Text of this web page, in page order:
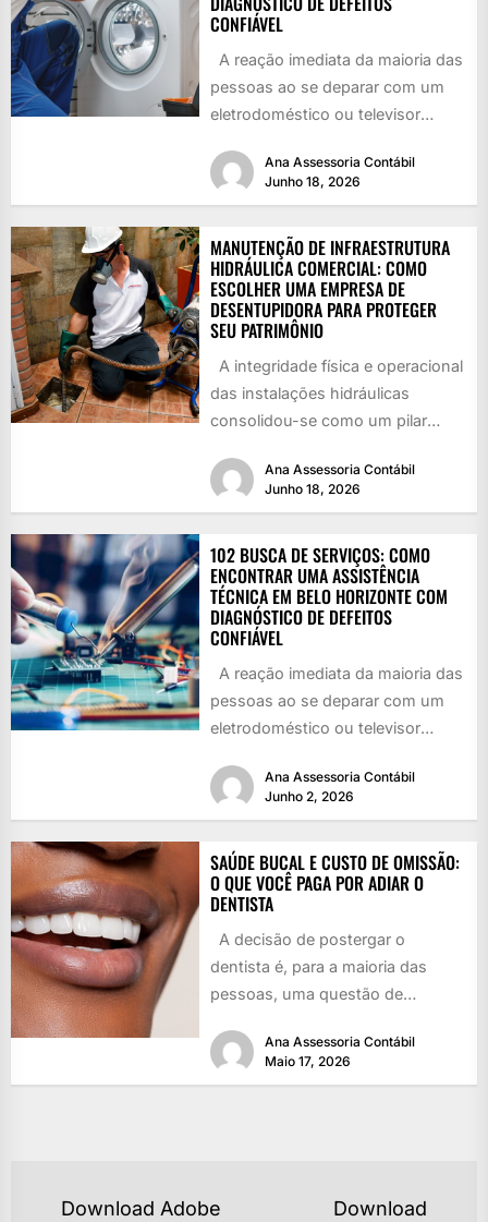
CONFIÁVEL
A reação imediata da maioria das
pessoas ao se deparar com um
eletrodoméstico ou televisor
Ana Assessoria Contábil
Junho 18, 2026
MANUTENÇÃO DE INFRAESTRUTURA
HIDRÁULICA COMERCIAL: COMO
ESCOLHER UMA EMPRESA DE
DESENTUPIDORA PARA PROTEGER
SEU PATRIMÔNIO
A integridade física e operacional
das instalações hidráulicas
consolidou-se como um pilar
negócios em...Ana Assessoria Contábil
Junho 18, 2026
102 BUSCA DE SERVIÇOS: COMO
ENCONTRAR UMA ASSISTÊNCIA
TÉCNICA EM BELO HORIZONTE COM
DIAGNÓSTICO DE DEFEITOS
CONFIÁVEL
A reação imediata da maioria das
pessoas ao se deparar com um
eletrodoméstico ou televisor
Ana Assessoria Contábil
Junho 2, 2026
SAÚDE BUCAL E CUSTO DE OMISSÃO:
O QUE VOCÊ PAGA POR ADIAR O
DENTISTA
A decisão de postergar o
dentista é, para a maioria das
pessoas, uma questão de
entre...
Ana Assessoria Contábil
Maio 17, 2026
NAVEGAÇÃO
Download Adobe Download